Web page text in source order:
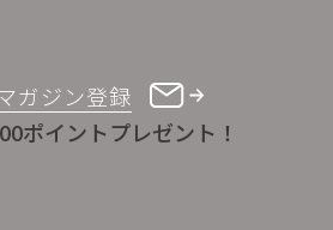
ガジン登録
ポイントプレゼント！